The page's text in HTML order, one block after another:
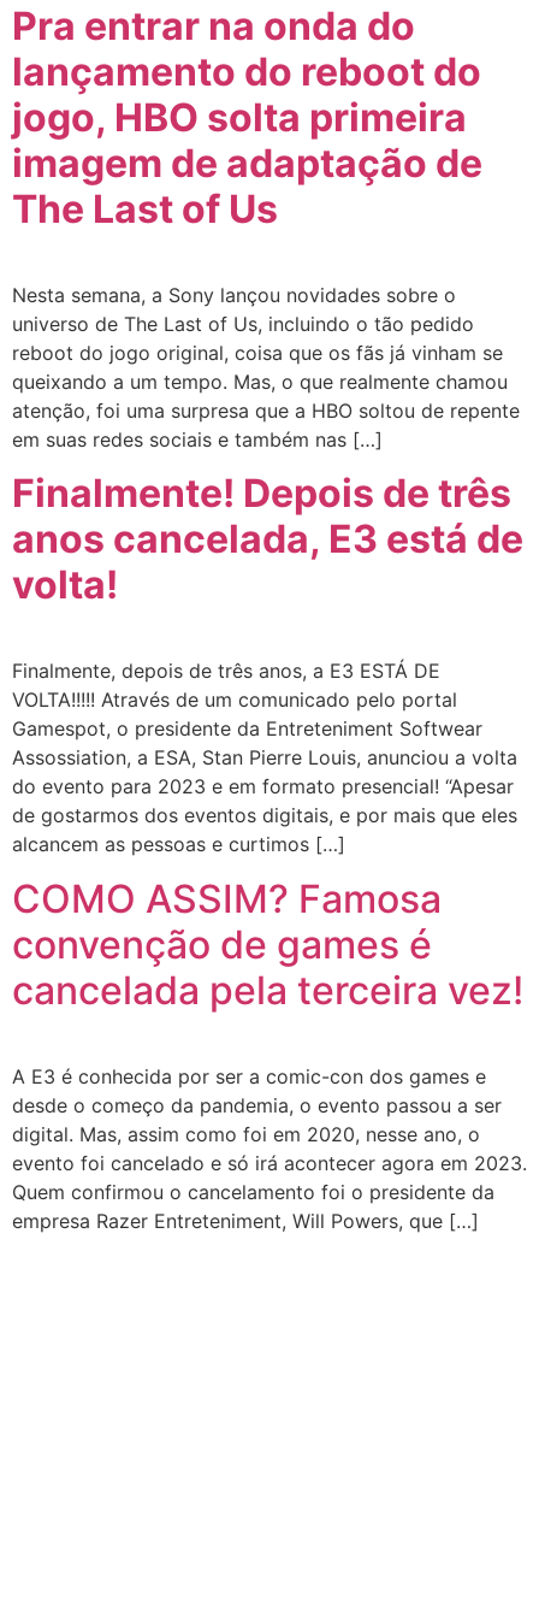
Pra entrar na onda do
lançamento do reboot do
jogo, HBO solta primeira
imagem de adaptação de
The Last of Us
Nesta semana, a Sony lançou novidades sobre o
universo de The Last of Us, incluindo o tão pedido
reboot do jogo original, coisa que os fãs já vinham se
queixando a um tempo. Mas, o que realmente chamou
atenção, foi uma surpresa que a HBO soltou de repente
em suas redes sociais e também nas […]
Finalmente! Depois de três
anos cancelada, E3 está de
volta!
Finalmente, depois de três anos, a E3 ESTÁ DE
VOLTA!!!!! Através de um comunicado pelo portal
Gamespot, o presidente da Entreteniment Softwear
Assossiation, a ESA, Stan Pierre Louis, anunciou a volta
do evento para 2023 e em formato presencial! “Apesar
de gostarmos dos eventos digitais, e por mais que eles
alcancem as pessoas e curtimos […]
COMO ASSIM? Famosa
convenção de games é
cancelada pela terceira vez!
A E3 é conhecida por ser a comic-con dos games e
desde o começo da pandemia, o evento passou a ser
digital. Mas, assim como foi em 2020, nesse ano, o
evento foi cancelado e só irá acontecer agora em 2023.
Quem confirmou o cancelamento foi o presidente da
empresa Razer Entreteniment, Will Powers, que […]